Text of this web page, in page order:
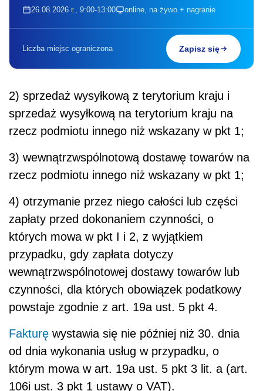
26.08.2026 r., 9:00-13:00 online, na żywo + nagranie
Liczba miejsc ograniczona Zapisz się
2) sprzedaż wysyłkową z terytorium kraju i
sprzedaż wysyłkową na terytorium kraju na
rzecz podmiotu innego niż wskazany w pkt 1;
3) wewnątrzwspólnotową dostawę towarów na
rzecz podmiotu innego niż wskazany w pkt 1;
4) otrzymanie przez niego całości lub części
zapłaty przed dokonaniem czynności, o
których mowa w pkt I i 2, z wyjątkiem
przypadku, gdy zapłata dotyczy
wewnątrzwspólnotowej dostawy towarów lub
czynności, dla których obowiązek podatkowy
powstaje zgodnie z art. 19a ust. 5 pkt 4.
Fakturę wystawia się nie później niż 30. dnia
od dnia wykonania usług w przypadku, o
którym mowa w art. 19a ust. 5 pkt 3 lit. a (art.
106i ust. 3 pkt 1 ustawy o VAT).